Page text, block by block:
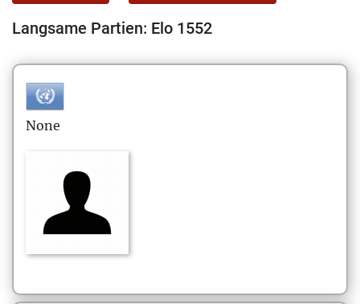
Langsame Partien: Elo 1552
None